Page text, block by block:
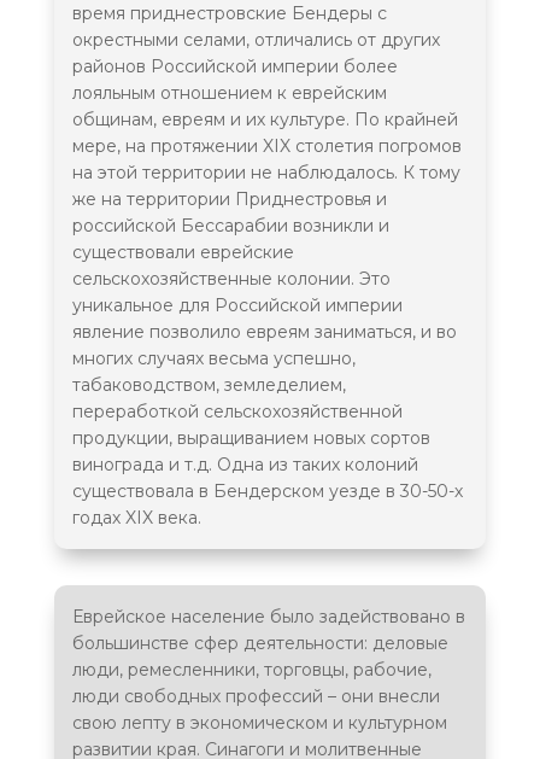
Старое еврейское кладбище
(Рыбница)
Памятник жертвам Холокоста
(Тирасполь)
Памятник жертвам Холокоста
(Бендеры)
Мемориал жертвам фашизма
"Реквием" (Дубоссары)
Памятник жертвам Холокоста
(Рыбница)
Keren Центр
время приднестровские Бендеры с
окрестными селами, отличались от других
районов Российской империи более
лояльным отношением к еврейским
общинам, евреям и их культуре. По крайней
мере, на протяжении XIX столетия погромов
на этой территории не наблюдалось. К тому
же на территории Приднестровья и
российской Бессарабии возникли и
существовали еврейские
сельскохозяйственные колонии. Это
уникальное для Российской империи
явление позволило евреям заниматься, и во
многих случаях весьма успешно,
табаководством, земледелием,
переработкой сельскохозяйственной
продукции, выращиванием новых сортов
винограда и т.д. Одна из таких колоний
существовала в Бендерском уезде в 30-50-х
годах XIX века.
Еврейское население было задействовано в
большинстве сфер деятельности: деловые
люди, ремесленники, торговцы, рабочие,
люди свободных профессий – они внесли
свою лепту в экономическом и культурном
развитии края. Синагоги и молитвенные